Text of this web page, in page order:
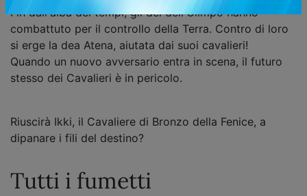
Fin dall'alba dei tempi, gli dei dell'Olimpo hanno
combattuto per il controllo della Terra. Contro di loro
si erge la dea Atena, aiutata dai suoi cavalieri!
Quando un nuovo avversario entra in scena, il futuro
stesso dei Cavalieri è in pericolo.
Riuscirà Ikki, il Cavaliere di Bronzo della Fenice, a
dipanare i fili del destino?
Tutti i fumetti